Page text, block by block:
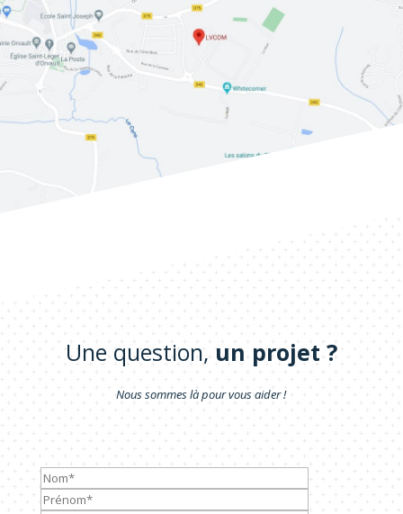
Une question,un projet ?
Nous sommes là pour vous aider !